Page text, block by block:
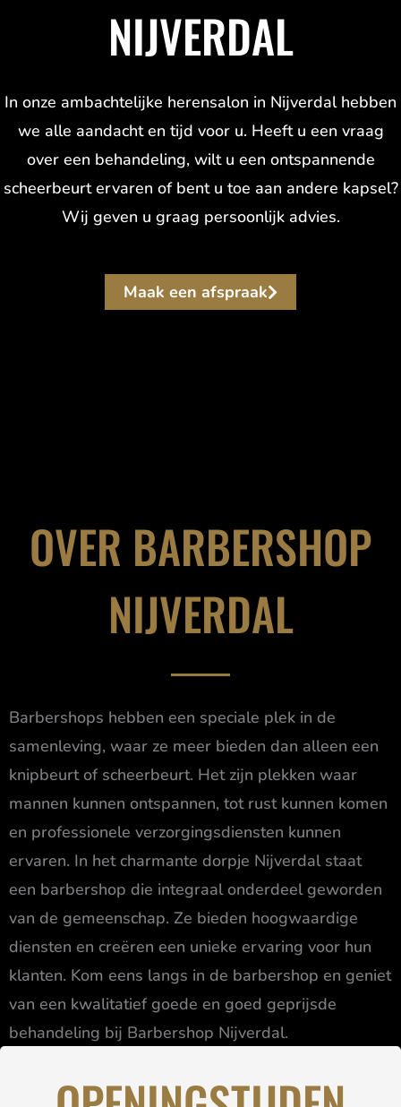
NIJVERDAL
In onze ambachtelijke herensalon in Nijverdal hebben
we alle aandacht en tijd voor u. Heeft u een vraag
over een behandeling, wilt u een ontspannende
scheerbeurt ervaren of bent u toe aan andere kapsel?
Wij geven u graag persoonlijk advies.
Maak een afspraak
OVER BARBERSHOP
NIJVERDAL
Barbershops hebben een speciale plek in de
samenleving, waar ze meer bieden dan alleen een
knipbeurt of scheerbeurt. Het zijn plekken waar
mannen kunnen ontspannen, tot rust kunnen komen
en professionele verzorgingsdiensten kunnen
ervaren. In het charmante dorpje Nijverdal staat
een barbershop die integraal onderdeel geworden
van de gemeenschap. Ze bieden hoogwaardige
diensten en creëren een unieke ervaring voor hun
klanten. Kom eens langs in de barbershop en geniet
van een kwalitatief goede en goed geprijsde
behandeling bij Barbershop Nijverdal.